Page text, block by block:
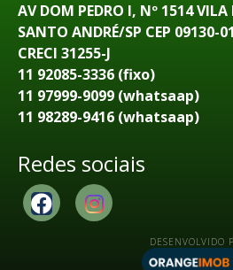
AV DOM PEDRO I, Nº 1514 VILA
SANTO ANDRÉ/SP CEP 09130-
CRECI 31255-J
11 92085-3336 (fixo)
11 97999-9099 (whatsaap)
11 98289-9416 (whatsaap)
Redes sociais
DESENVOLVIDO